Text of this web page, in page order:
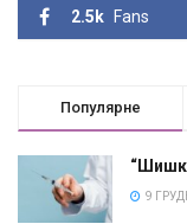
2.5k Fans
Популярне
9